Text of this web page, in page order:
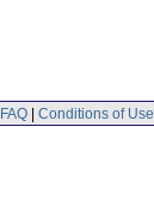
FAQ | Conditions of Use